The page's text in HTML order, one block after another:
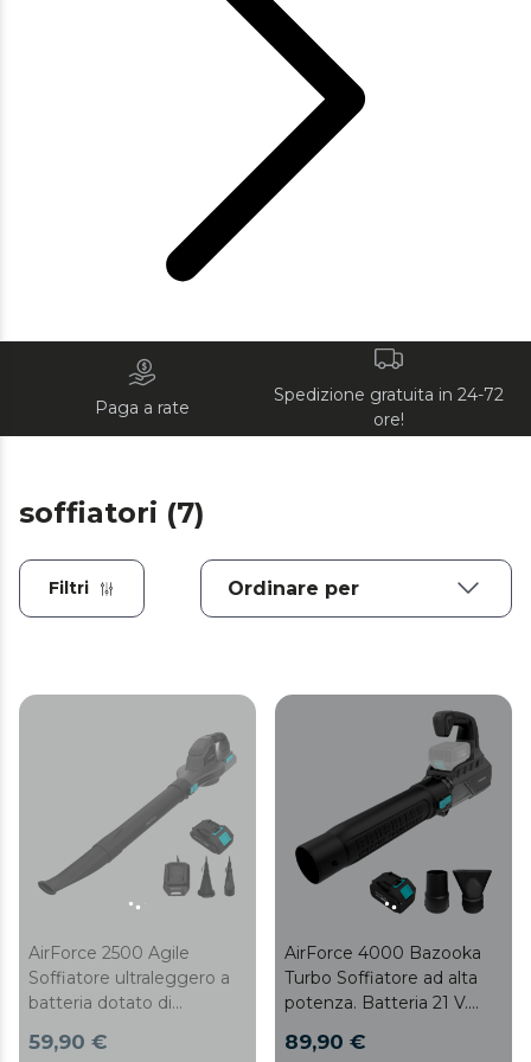
Paga a rate
Spedizione gratuita in 24-72
ore!
soffiatori (7)
Filtri
AirForce 2500 Agile
Soffiatore ultraleggero a
batteria dotato di
59,90 €
AirForce 4000 Bazooka
Turbo Soffiatore ad alta
potenza. Batteria 21 V.
spazzole. Tecnologia
89,90 €